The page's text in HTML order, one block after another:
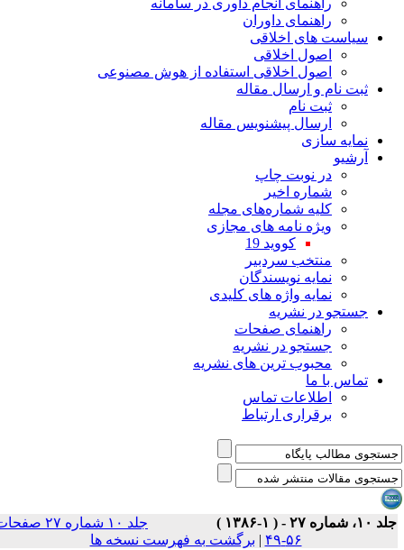
راهنمای انجام داوری در سامانه
راهنمای داوران
سیاست های اخلاقی
اصول اخلاقی
اصول اخلاقی استفاده از هوش مصنوعی
ثبت نام و ارسال مقاله
ثبت نام
ارسال پیشنویس مقاله
نمایه سازی
آرشیو
در نوبت چاپ
شماره اخیر
کلیه شماره‌های مجله
ویژه نامه های مجازی
کووید 19
منتخب سردبیر
نمایه نویسندگان
نمایه واژه های کلیدی
جستجو در نشریه
راهنمای صفحات
جستجو در نشریه
محبوب ترین های نشریه
تماس با ما
اطلاعات تماس
برقراری ارتباط
شماره ۲۷ - ( ۱-۱۳۸۶ )
جلد ۱۰ شماره ۲۷ صفحات
۵۶-۴۹
|برگشت به فهرست نسخه ها